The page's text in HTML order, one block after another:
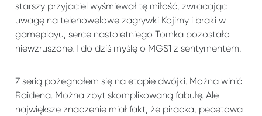
starszy przyjaciel wyśmiewał tę miłość, zwracając
uwagę na telenowelowe zagrywki Kojimy i braki w
gameplayu, serce nastoletniego Tomka pozostało
niewzruszone. I do dziś myślę o MGS1 z sentymentem.
Z serią pożegnałem się na etapie dwójki. Można winić
Raidena. Można zbyt skomplikowaną fabułę. Ale
największe znaczenie miał fakt, że piracka, pecetowa